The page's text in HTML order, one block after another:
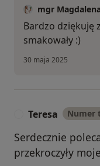
mgr
Bardzo dziękuję
smakowały :)
30 maja 2025
Teresa Numer
Serdecznie
przekroczyły